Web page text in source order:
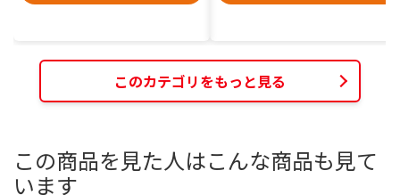
このカテゴリをもっと見る
この商品を見た人はこんな商品も見て
います